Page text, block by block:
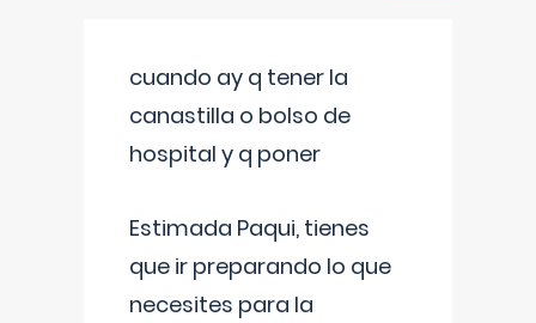
cuando ay q tener la
canastilla o bolso de
hospital y q poner
Estimada Paqui, tienes
que ir preparando lo que
necesites para la